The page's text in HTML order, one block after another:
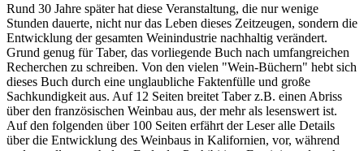
Rund 30 Jahre später hat diese Veranstaltung, die nur wenige
Stunden dauerte, nicht nur das Leben dieses Zeitzeugen, sondern die
Entwicklung der gesamten Weinindustrie nachhaltig verändert.
Grund genug für Taber, das vorliegende Buch nach umfangreichen
Recherchen zu schreiben. Von den vielen "Wein-Büchern" hebt sich
dieses Buch durch eine unglaubliche Faktenfülle und große
Sachkundigkeit aus. Auf 12 Seiten breitet Taber z.B. einen Abriss
über den französischen Weinbau aus, der mehr als lesenswert ist.
Auf den folgenden über 100 Seiten erfährt der Leser alle Details
über die Entwicklung des Weinbaus in Kalifornien, vor, während